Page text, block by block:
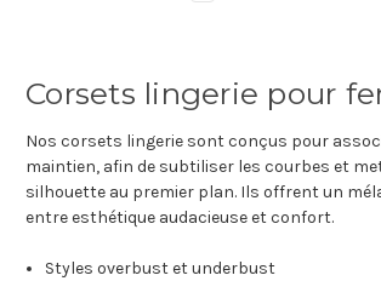
Corsets lingerie pour
Nos corsets lingerie sont conçus pour
maintien, afin de subtiliser les courbes et
silhouette au premier plan. Ils offrent un
entre esthétique audacieuse et confort.
Styles overbust et underbust